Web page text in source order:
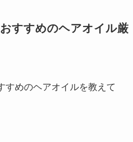
おすすめのヘアオイル厳
すめのヘアオイルを教えて